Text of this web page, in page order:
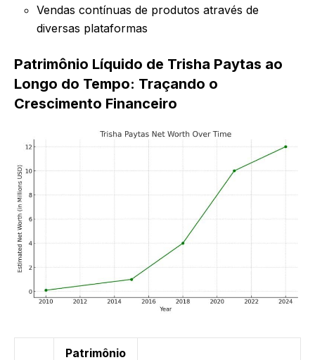
Vendas contínuas de produtos através de
diversas plataformas
Patrimônio Líquido de Trisha Paytas ao
Longo do Tempo: Traçando o
Crescimento Financeiro
Patrimônio